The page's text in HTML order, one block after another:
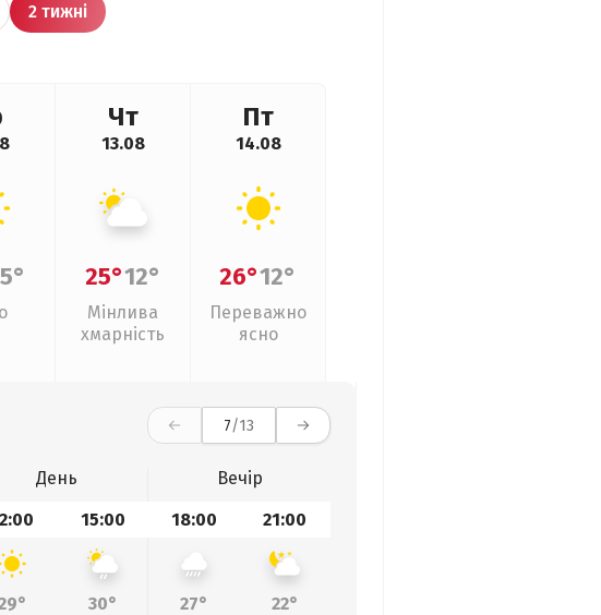
2 тижні
Чт
13.08
25°12°
Мінлива
хмарність
Пт
14.08
26°12°
Переважно
ясно
7/13
День
Вечір
15:00 18:00 21:00
30° 27°
22°